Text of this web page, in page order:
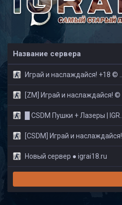
Название сервера
Играй и наслаждайся! +18 © Public
[ZM] Играй и наслаждайся! © Zombie Show
█ CSDM Пушки + Лазеры | IGRAI18.RU ツ █
[CSDM] Играй и наслаждайся! © Classic
Новый сервер ● igrai18.ru